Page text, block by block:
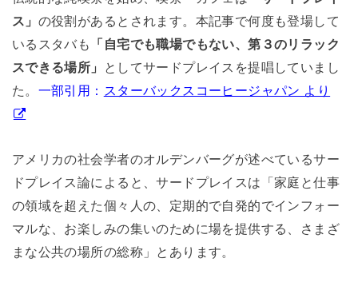
ス」 の役割があるとされます。本記事で何度も登場して
いるスタバも
「自宅でも職場でもない、第３のリラック
スできる場所」
としてサードプレイスを提唱していまし
た。 一部引用： スターバックスコーヒージャパン より
アメリカの社会学者のオルデンバーグが述べているサー
ドプレイス論によると、サードプレイスは「家庭と仕事
の領域を超えた個々人の、定期的で自発的でインフォー
マルな、お楽しみの集いのために場を提供する、さまざ
まな公共の場所の総称」とあります。